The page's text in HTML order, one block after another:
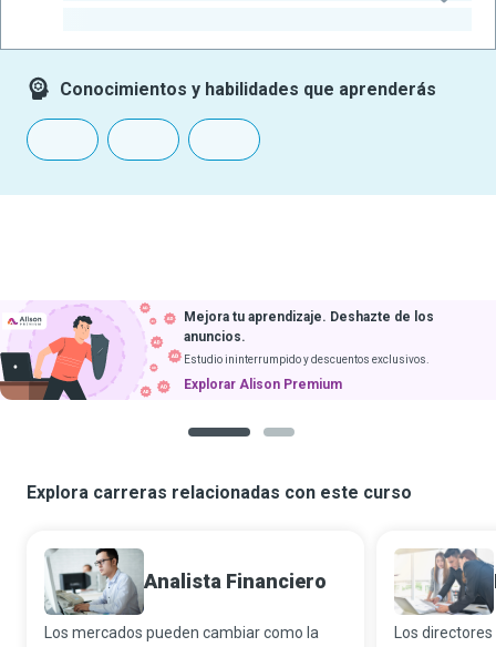
Conocimientos y habilidades que aprenderás
Mejora tu aprendizaje. Deshazte de los
anuncios.
Estudio ininterrumpido y descuentos exclusivos.
Explorar Alison Premium
Explora carreras relacionadas con este curso
Analista Financiero
Los mercados pueden cambiar como la Los